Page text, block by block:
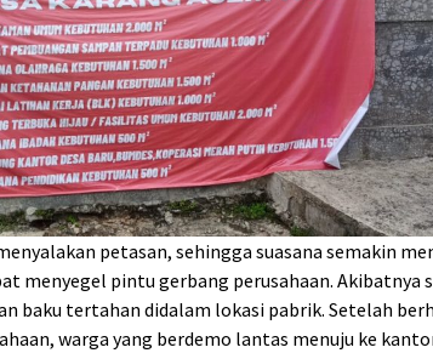
petasan, sehingga suasana semakin
menyegel pintu gerbang perusahaan. Akibatnya
baku tertahan didalam lokasi pabrik. Setelah
warga yang berdemo lantas menuju ke